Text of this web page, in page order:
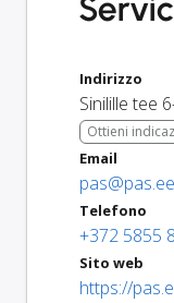
Indirizzo
Sinilille tee
Ottieni
Email
pas@pas.ee
Telefono
+372 5855
Sito web
https://